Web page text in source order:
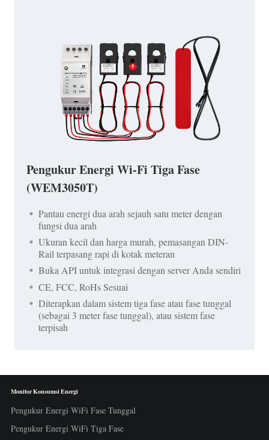
Pengukur Energi Wi-Fi Tiga Fase
(WEM3050T)
Pantau energi dua arah sejauh satu meter dengan
fungsi dua arah
Ukuran kecil dan harga murah, pemasangan DIN-
Rail terpasang rapi di kotak meteran
Buka API untuk integrasi dengan server Anda sendiri
CE, FCC, RoHs Sesuai
Diterapkan dalam sistem tiga fase atau fase tunggal
(sebagai 3 meter fase tunggal), atau sistem fase
terpisah
Monitor Konsumsi Energi
Pengukur Energi WiFi Fase Tunggal
Pengukur Energi WiFi Tiga Fase